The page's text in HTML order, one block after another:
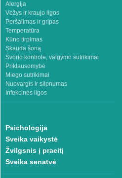
Alergija
Vėžys ir kraujo ligos
Peršalimas ir gripas
Temperatūra
Kūno tirpimas
Skauda šoną
Svorio kontrolė, valgymo sutrikimai
Priklausomybė
Miego sutrikimai
Nuovargis ir silpnumas
Infekcinės ligos
Psichologija
Sveika vaikystė
Žvilgsnis į praeitį
Sveika senatvė